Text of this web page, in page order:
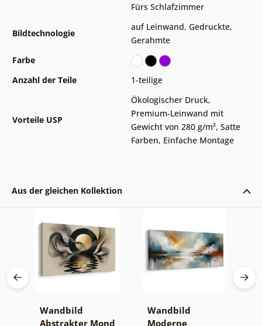
Fürs Schlafzimmer
Bildtechnologie
auf Leinwand, Gedruckte,
Gerahmte
Farbe
Anzahl der Teile
1-teilige
Vorteile USP
Ökologischer Druck,
Premium-Leinwand mit
Gewicht von 280 g/m², Satte
Farben, Einfache Montage
Aus der gleichen Kollektion
Wandbild
Abstrakter Mond
Wandbild
Moderne